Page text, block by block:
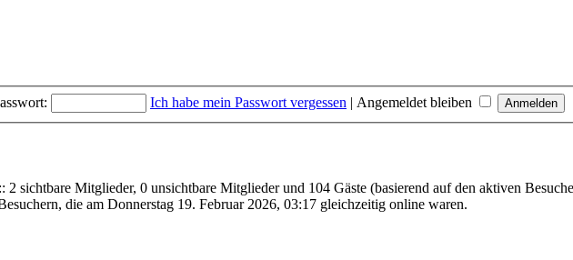
Ich habe mein Passwort vergessen | Angemeldet bleiben
2 sichtbare Mitglieder, 0 unsichtbare Mitglieder und 104 Gäste (basierend auf den aktiven
die am Donnerstag 19. Februar 2026, 03:17 gleichzeitig online waren.